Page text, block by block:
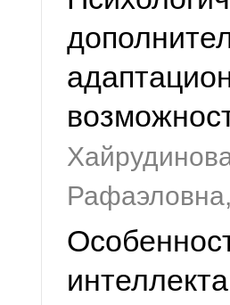
Рафаэловна,
интеллекта